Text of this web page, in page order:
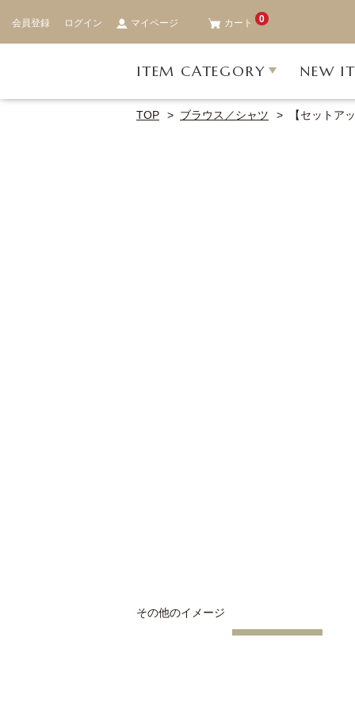
会員登録 ログイン マイページ カート 0
ITEM CATEGORY NEW
TOP ブラウス／シャツ 【セットア
その他のイメージ